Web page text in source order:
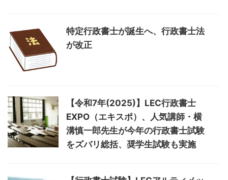
特定行政書士が誕生へ、行政書士法
が改正
【令和7年(2025)】LEC行政書士
EXPO（エキスポ）、人気講師・横
溝慎一郎先生が今年の行政書士試験
をズバリ総括、奨学生試験も実施